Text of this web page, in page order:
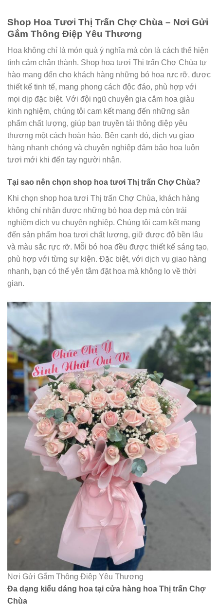
Shop Hoa Tươi Thị Trấn Chợ Chùa – Nơi Gửi
Gắm Thông Điệp Yêu Thương
Hoa không chỉ là món quà ý nghĩa mà còn là cách thể hiện
tình cảm chân thành. Shop hoa tươi Thị trấn Chợ Chùa tự
hào mang đến cho khách hàng những bó hoa rực rỡ, được
thiết kế tinh tế, mang phong cách độc đáo, phù hợp với
mọi dịp đặc biệt. Với đội ngũ chuyên gia cắm hoa giàu
kinh nghiệm, chúng tôi cam kết mang đến những sản
phẩm chất lượng, giúp bạn truyền tải thông điệp yêu
thương một cách hoàn hảo. Bên cạnh đó, dịch vụ giao
hàng nhanh chóng và chuyên nghiệp đảm bảo hoa luôn
tươi mới khi đến tay người nhận.
Tại sao nên chọn shop hoa tươi Thị trấn Chợ Chùa?
Khi chọn shop hoa tươi Thị trấn Chợ Chùa, khách hàng
không chỉ nhận được những bó hoa đẹp mà còn trải
nghiệm dịch vụ chuyên nghiệp. Chúng tôi cam kết mang
đến sản phẩm hoa tươi chất lượng, giữ được độ bền lâu
và màu sắc rực rỡ. Mỗi bó hoa đều được thiết kế sáng tạo,
phù hợp với từng sự kiện. Đặc biệt, với dịch vụ giao hàng
nhanh, bạn có thể yên tâm đặt hoa mà không lo về thời
gian.
Nơi Gửi Gắm Thông Điệp Yêu Thương
Đa dạng kiểu dáng hoa tại cửa hàng hoa Thị trấn Chợ
Chùa